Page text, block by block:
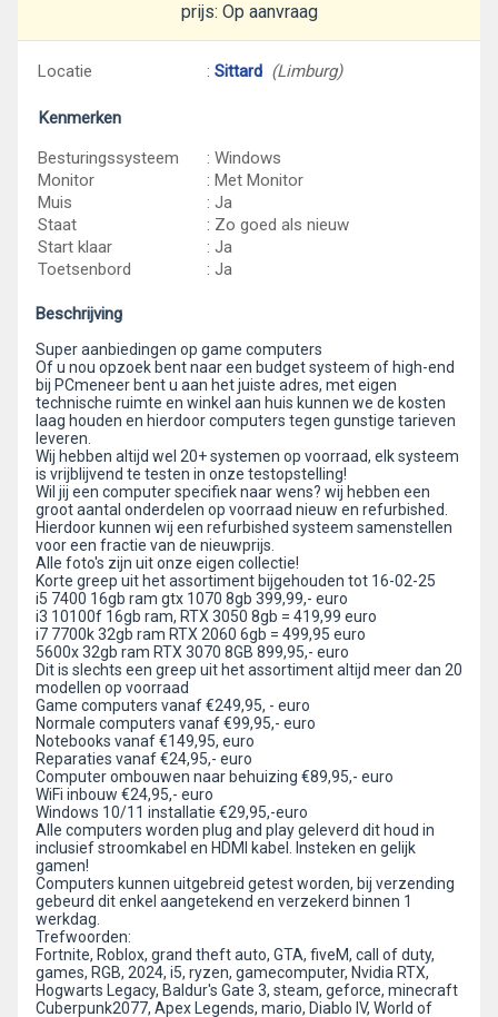
prijs: Op aanvraag
Locatie : Sittard (Limburg)
Kenmerken
Besturingssysteem
: Windows
Monitor
: Met Monitor
Muis
: Ja
Staat
: Zo goed als nieuw
Start klaar
: Ja
Toetsenbord
: Ja
Beschrijving
Super aanbiedingen op game computers
Of u nou opzoek bent naar een budget systeem of high-end
bij PCmeneer bent u aan het juiste adres, met eigen
technische ruimte en winkel aan huis kunnen we de kosten
laag houden en hierdoor computers tegen gunstige tarieven
leveren.
Wij hebben altijd wel 20+ systemen op voorraad, elk systeem
is vrijblijvend te testen in onze testopstelling!
Wil jij een computer specifiek naar wens? wij hebben een
groot aantal onderdelen op voorraad nieuw en refurbished.
Hierdoor kunnen wij een refurbished systeem samenstellen
voor een fractie van de nieuwprijs.
Alle foto's zijn uit onze eigen collectie!
Korte greep uit het assortiment bijgehouden tot 16-02-25
i5 7400 16gb ram gtx 1070 8gb 399,99,- euro
i3 10100f 16gb ram, RTX 3050 8gb = 419,99 euro
i7 7700k 32gb ram RTX 2060 6gb = 499,95 euro
5600x 32gb ram RTX 3070 8GB 899,95,- euro
Dit is slechts een greep uit het assortiment altijd meer dan 20
modellen op voorraad
Game computers vanaf €249,95, - euro
Normale computers vanaf €99,95,- euro
Notebooks vanaf €149,95, euro
Reparaties vanaf €24,95,- euro
Computer ombouwen naar behuizing €89,95,- euro
WiFi inbouw €24,95,- euro
Windows 10/11 installatie €29,95,-euro
Alle computers worden plug and play geleverd dit houd in
inclusief stroomkabel en HDMI kabel. Insteken en gelijk
gamen!
Computers kunnen uitgebreid getest worden, bij verzending
gebeurd dit enkel aangetekend en verzekerd binnen 1
werkdag.
Trefwoorden:
Fortnite, Roblox, grand theft auto, GTA, fiveM, call of duty,
games, RGB, 2024, i5, ryzen, gamecomputer, Nvidia RTX,
Hogwarts Legacy, Baldur's Gate 3, steam, geforce, minecraft
Cuberpunk2077, Apex Legends, mario, Diablo IV, World of